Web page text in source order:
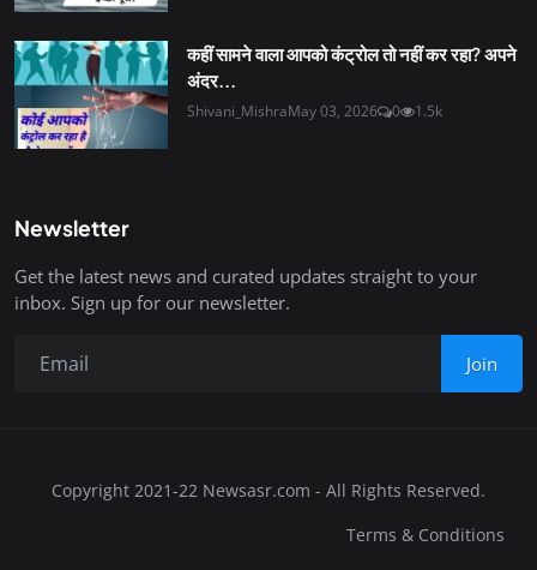
कहीं सामने वाला आपको कंट्रोल तो नहीं कर रहा? अपने
अंदर...
Shivani_MishraMay 03, 2026 0 1.5k
Newsletter
Get the latest news and curated updates straight to your
inbox. Sign up for our newsletter.
Join
Copyright 2021-22 Newsasr.com - All Rights Reserved.
Terms & Conditions